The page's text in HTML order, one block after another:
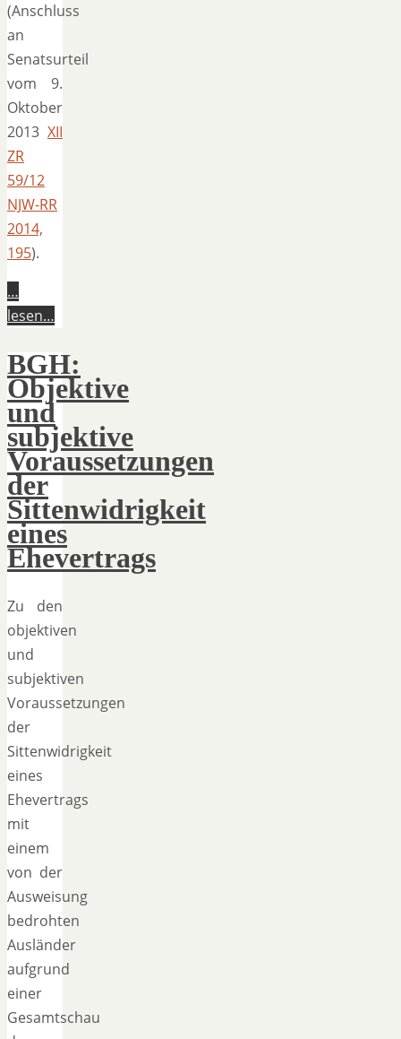
(Anschluss
an
Senatsurteil
vom 9.
Oktober
2013 XII
ZR
59/12
NJW-RR
2014,
195).
…
lesen…
BGH:
Objektive
und
subjektive
Voraussetzungen
der
Sittenwidrigkeit
eines
Ehevertrags
Zu den
objektiven
und
subjektiven
Voraussetzungen
der
Sittenwidrigkeit
eines
Ehevertrags
mit
einem
von der
Ausweisung
bedrohten
Ausländer
aufgrund
einer
Gesamtschau